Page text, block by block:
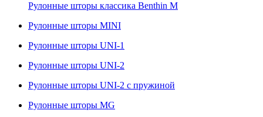
Рулонные шторы классика Benthin M
Рулонные шторы MINI
Рулонные шторы UNI-1
Рулонные шторы UNI-2
Рулонные шторы UNI-2 с пружиной
Рулонные шторы MG